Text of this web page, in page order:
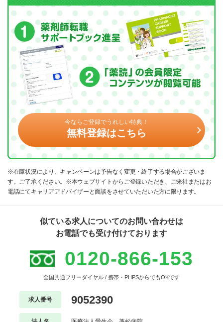
今ならご登録でうれしい特典！
無料登録はこちら
※在庫状況により、キャンペーンは予告なく変更・終了する場合がございま
す。ご了承ください。※本ウェブサイトからご登録いただき、ご来社またはお
電話にてキャリアアドバイザーと面談をさせていただいた方に限ります。
似ている求人についてのお問い合わせは
お電話でも受け付けております
0120-866-153
全国共通フリーダイヤル / 携帯・PHPSからでもOKです
求人番号 9052390